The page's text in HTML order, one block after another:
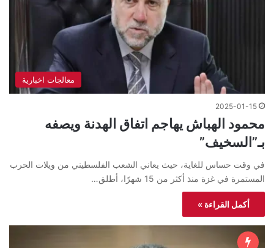
معالجات اخبارية
2025-01-15
محمود الهباش يهاجم اتفاق الهدنة ويصفه
بـ”السخيف”
في وقت حساس للغاية، حيث يعاني الشعب الفلسطيني من ويلات الحرب
المستمرة في غزة منذ أكثر من 15 شهرًا، أطلق…
أكمل القراءة »